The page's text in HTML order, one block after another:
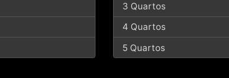
3 Quartos
4 Quartos
5 Quartos